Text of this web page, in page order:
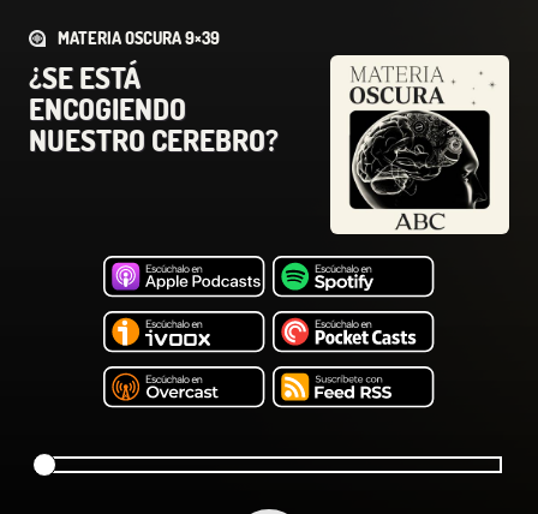
MATERIA OSCURA 9×39
¿SE ESTÁ
ENCOGIENDO
NUESTRO CEREBRO?